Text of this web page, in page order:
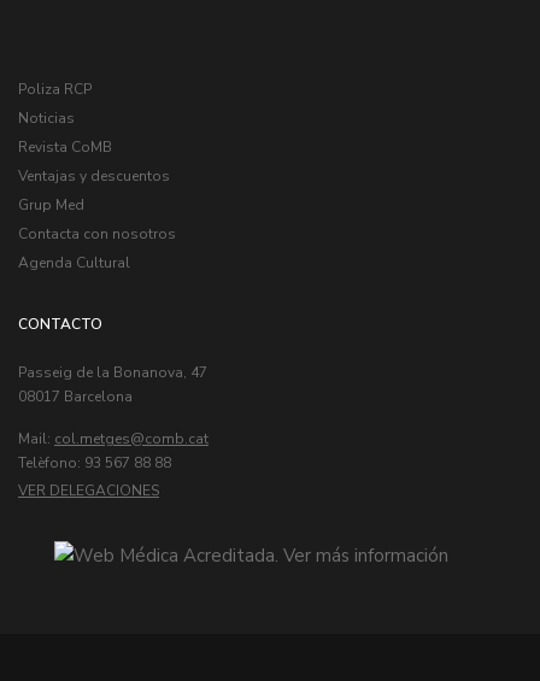
Poliza RCP
Noticias
Revista CoMB
Ventajas y descuentos
Grup Med
Contacta con nosotros
Agenda Cultural
CONTACTO
Passeig de la Bonanova, 47
08017 Barcelona
Mail: col.metges
Telèfono: 93 567 88 88
VER DELEGACIONES